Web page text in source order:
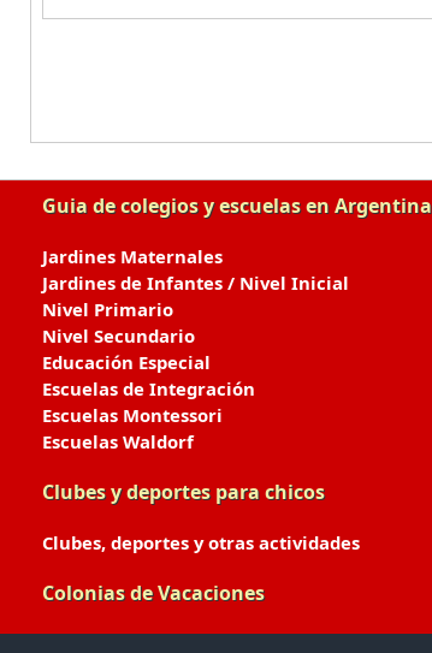
Guia de colegios y escuelas en Argentina
Jardines Maternales
Jardines de Infantes / Nivel Inicial
Nivel Primario
Nivel Secundario
Educación Especial
Escuelas de Integración
Escuelas Montessori
Escuelas Waldorf
Clubes y deportes para chicos
Clubes, deportes y otras actividades
Colonias de Vacaciones